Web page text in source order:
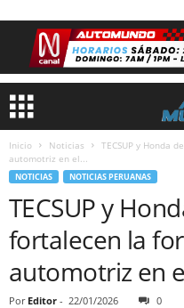
Inicio Noticias
TECSUP y Honda
automotriz en el...
NOTICIAS NOTICIAS PERUANAS
TECSUP y
fortalecen la
automotriz en
Por Editor - 22/01/2026 0